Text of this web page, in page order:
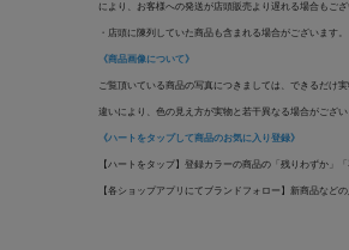
により、お客様への発送が店頭販売より遅れる場合もござ
・店頭に陳列していた商品も含まれる場合がございます。
《商品画像について》
ご覧頂いている商品の写真につきましては、できるだけ
違いにより、色の見え方が実物と若干異なる場合がござい
《ハートをタップして商品のお気に入り登録》
【ハートをタップ】登録カラーの商品の「残りわずか」
【各ショップアプリにてブランドフォロー】新商品など